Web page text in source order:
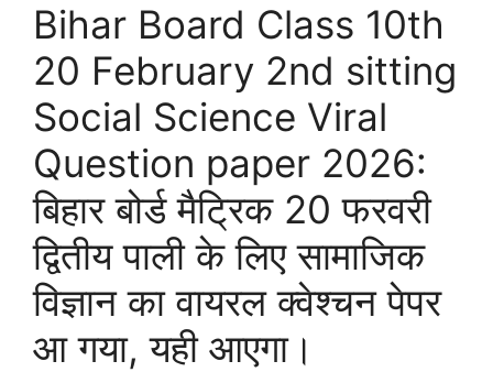
Bihar Board Class 10th
20 February 2nd sitting
Social Science Viral
Question paper 2026:
बिहार बोर्ड मैट्रिक 20 फरवरी
द्वितीय पाली के लिए सामाजिक
विज्ञान का वायरल क्वेश्चन पेपर
आ गया, यही आएगा।